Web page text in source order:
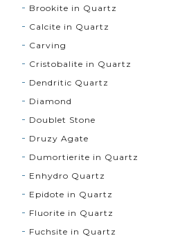
Brookite in Quartz
Calcite in Quartz
Carving
Cristobalite in Quartz
Dendritic Quartz
Diamond
Doublet Stone
Druzy Agate
Dumortierite in Quartz
Enhydro Quartz
Epidote in Quartz
Fluorite in Quartz
Fuchsite in Quartz